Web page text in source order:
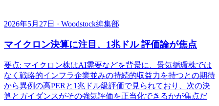
2026年5月27日 · Woodstock編集部
マイクロン決算に注目、1兆ドル 評価論が焦点
要点: マイクロン株はAI需要などを背景に、景気循環株では
なく戦略的インフラ企業並みの持続的収益力を持つとの期待
から異例の高PERと1兆ドル級評価で見られており、次の決
算とガイダンスがその強気評価を正当化できるかが焦点だ